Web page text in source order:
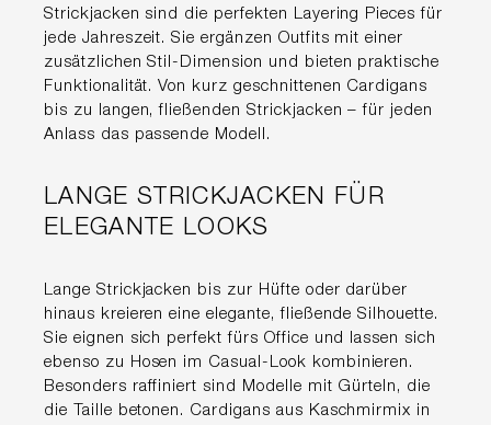
Strickjacken sind die perfekten Layering Pieces für
jede Jahreszeit. Sie ergänzen Outfits mit einer
zusätzlichen Stil-Dimension und bieten praktische
Funktionalität. Von kurz geschnittenen Cardigans
bis zu langen, fließenden Strickjacken – für jeden
Anlass das passende Modell.
LANGE STRICKJACKEN FÜR
ELEGANTE LOOKS
Lange Strickjacken bis zur Hüfte oder darüber
hinaus kreieren eine elegante, fließende Silhouette.
Sie eignen sich perfekt fürs Office und lassen sich
ebenso zu Hosen im Casual-Look kombinieren.
Besonders raffiniert sind Modelle mit Gürteln, die
die Taille betonen. Cardigans aus Kaschmirmix in